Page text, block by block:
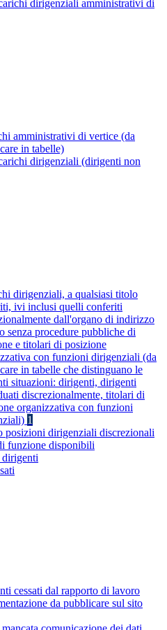
dirigenziali amministrativi di
amministrativi di vertice (da
in tabelle)
dirigenziali (dirigenti non
dirigenziali, a qualsiasi titolo
ivi inclusi quelli conferiti
dall'organo di indirizzo
senza procedure pubbliche di
e titolari di posizione
con funzioni dirigenziali (da
in tabelle che distinguano le
situazioni: dirigenti, dirigenti
discrezionalmente, titolari di
organizzativa con funzioni
1
posizioni dirigenziali discrezionali
funzione disponibili
cessati dal rapporto di lavoro
da pubblicare sul sito